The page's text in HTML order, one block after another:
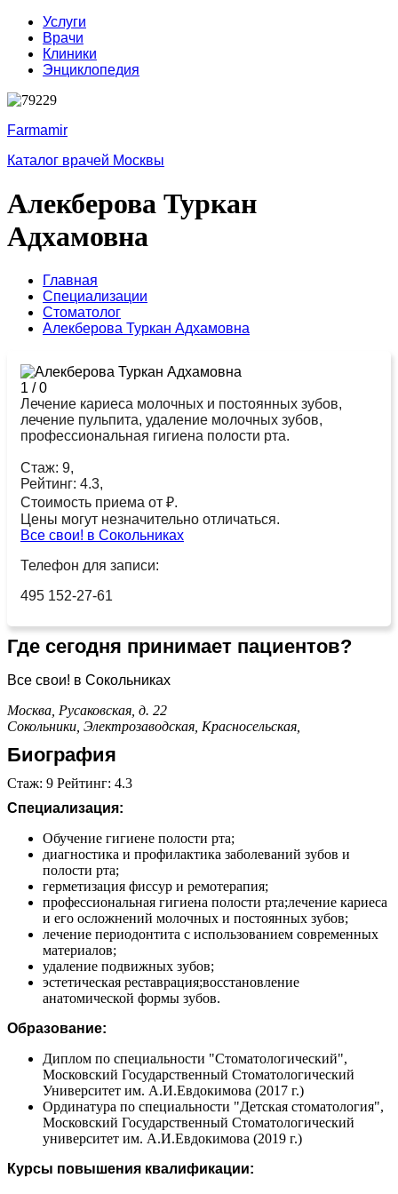
Услуги
Врачи
Клиники
Энциклопедия
Farmamir
Каталог врачей Москвы
Алекберова Туркан
Адхамовна
Главная
Специализации
Стоматолог
Алекберова Туркан Адхамовна
1 /0
Лечение кариеса молочных и постоянных зубов,
лечение пульпита, удаление молочных зубов,
профессиональная гигиена полости рта.
Стаж: 9,
Рейтинг: 4.3,
Стоимость приема от ₽.
Цены могут незначительно отличаться.
Все свои! в Сокольниках
Телефон для записи:
495 152-27-61
Где сегодня принимает пациентов?
Все свои! в Сокольниках
Москва, Русаковская, д. 22
Сокольники, Электрозаводская, Красносельская,
Биография
Стаж: 9 Рейтинг: 4.3
Специализация:
Обучение гигиене полости рта;
диагностика и профилактика заболеваний зубов и
полости рта;
герметизация фиссур и ремотерапия;
профессиональная гигиена полости рта;лечение кариеса
и его осложнений молочных и постоянных зубов;
лечение периодонтита с использованием современных
материалов;
удаление подвижных зубов;
эстетическая реставрация;восстановление
анатомической формы зубов.
Образование:
Диплом по специальности "Стоматологический",
Московский Государственный Стоматологический
Университет им. А.И.Евдокимова (2017 г.)
Ординатура по специальности "Детская стоматология",
Московский Государственный Стоматологический
университет им. А.И.Евдокимова (2019 г.)
Курсы повышения квалификации: